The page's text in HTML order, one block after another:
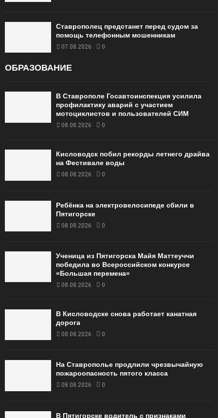
Ставрополец предстанет перед судом за
помощь телефонным мошенникам
07.08.2026 0
ОБРАЗОВАНИЕ
В Ставрополе Госавтоинспекция усилила
профилактику аварий с участием
мотоциклистов и пользователей СИМ
08.08.2026 0
Кисловодск побил рекорды летнего драйва
на Фестивале воды
08.08.2026 0
Ребёнка на электровелосипеде сбили в
Пятигорске
08.08.2026 0
Ученица из Пятигорска Майя Маттеуччи
победила во Всероссийском конкурсе
«Большая перемена»
08.08.2026 0
В Кисловодске снова работает канатная
дорога
08.08.2026 0
На Ставрополье продлили чрезвычайную
пожароопасность пятого класса
08.08.2026 0
В Пятигорске водитель с признаками